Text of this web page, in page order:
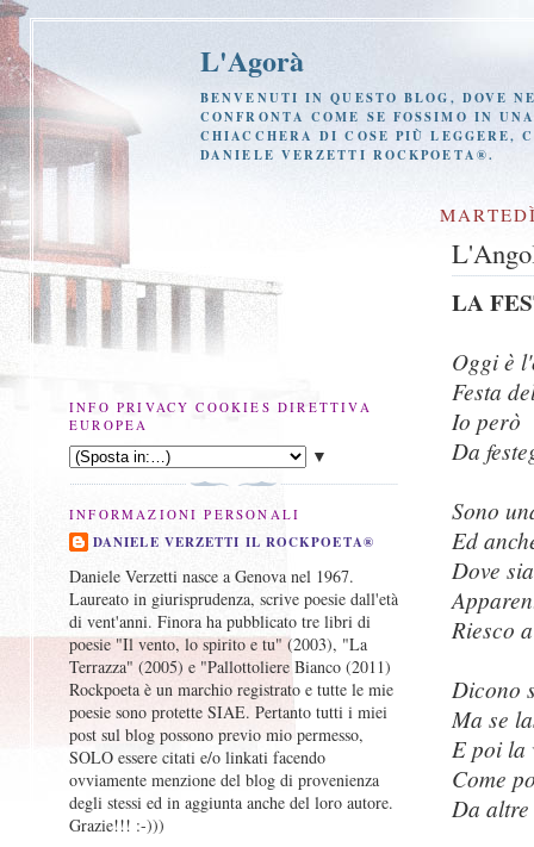
L'Agorà
BENVENUTI IN QUESTO BLOG, DOVE
CONFRONTA COME SE FOSSIMO IN
CHIACCHERA DI COSE PIÙ LEGGERE,
DANIELE VERZETTI ROCKPOETA®.
LA
Oggi è
Festa
Io però
Da
Sono
Ed
Dove
Riesco
Dicono
Ma se
E poi la
Come
Da
INFO PRIVACY COOKIES DIRETTIVA
EUROPEA
▼
INFORMAZIONI PERSONALI
DANIELE VERZETTI IL ROCKPOETA®
Daniele Verzetti nasce a Genova nel 1967.
Laureato in giurisprudenza, scrive poesie dall'età
di vent'anni. Finora ha pubblicato tre libri di
poesie "Il vento, lo spirito e tu" (2003), "La
Terrazza" (2005) e "Pallottoliere Bianco (2011)
Rockpoeta è un marchio registrato e tutte le mie
poesie sono protette SIAE. Pertanto tutti i miei
post sul blog possono previo mio permesso,
SOLO essere citati e/o linkati facendo
ovviamente menzione del blog di provenienza
degli stessi ed in aggiunta anche del loro autore.
Grazie!!! :-)))